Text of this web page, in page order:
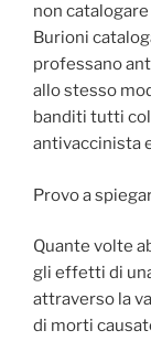
non
Burioni
professano
allo stesso
banditi tutti
antivaccinista
Provo a
Quante volte
gli effetti di
attraverso la
di morti